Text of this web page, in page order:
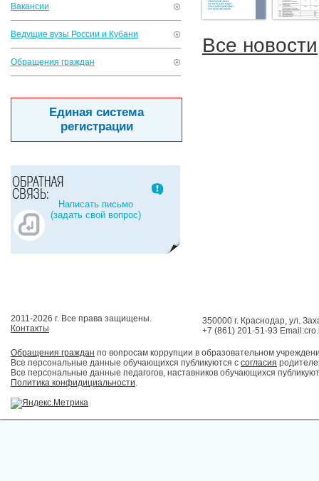
Вакансии
Ведущие вузы России и Кубани
Обращения граждан
Единая система
регистрации
Написать письмо
(задать свой вопрос)
Все новости
2011-2026 г. Все права защищены.
Контакты
350000 г. Краснодар, ул.
+7 (861) 201-51-93
Обращения граждан по вопросам коррупции в образовательном
Все персональные данные обучающихся публикуются с согласия
Все персональные данные педагогов, наставников обучающихся
Политика конфидициальности.